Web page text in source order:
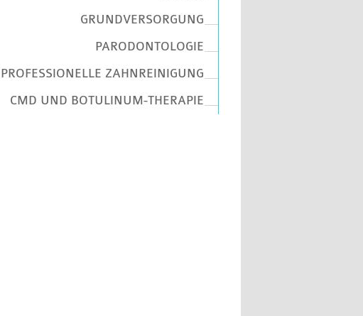
GRUNDVERSORGUNG
PARODONTOLOGIE
PROFESSIONELLE ZAHNREINIGUNG
CMD UND BOTULINUM-THERAPIE